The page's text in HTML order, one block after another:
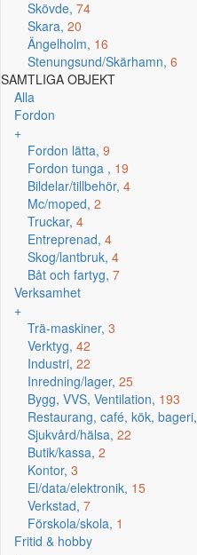
Skövde, 74
Skara, 20
Ängelholm, 16
Stenungsund/Skärhamn, 6
SAMTLIGA OBJEKT
Alla
Fordon
+
Fordon lätta, 9
Fordon tunga , 19
Bildelar/tillbehör, 4
Mc/moped, 2
Truckar, 4
Entreprenad, 4
Skog/lantbruk, 4
Båt och fartyg, 7
Verksamhet
+
Trä-maskiner, 3
Verktyg, 42
Industri, 22
Inredning/lager, 25
Bygg, VVS, Ventilation, 193
Restaurang, café, kök, bageri,
Sjukvård/hälsa, 22
Butik/kassa, 2
Kontor, 3
El/data/elektronik, 15
Verkstad, 7
Förskola/skola, 1
Fritid & hobby